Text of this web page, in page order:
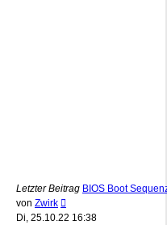
Letzter Beitrag BIOS Boot
von Zwirk
Beitrag
Di, 25.10.22 16:38